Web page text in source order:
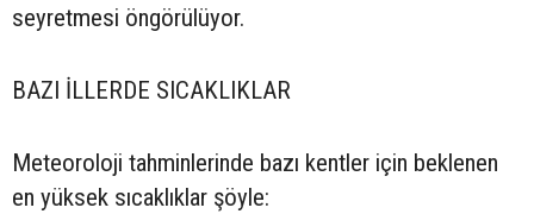
seyretmesi öngörülüyor.
BAZI İLLERDE SICAKLIKLAR
Meteoroloji tahminlerinde bazı kentler için beklenen
en yüksek sıcaklıklar şöyle: